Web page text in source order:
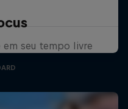
seu tempo livre